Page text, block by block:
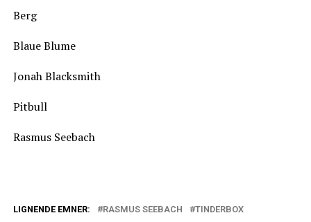
Berg
Blaue Blume
Jonah Blacksmith
Pitbull
Rasmus Seebach
LIGNENDE EMNER: RASMUS SEEBACH TINDERBOX